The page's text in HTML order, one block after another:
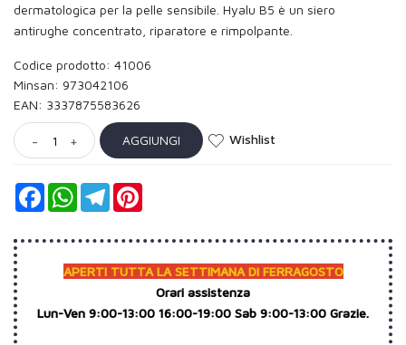
dermatologica per la pelle sensibile. Hyalu B5 è un siero
antirughe concentrato, riparatore e rimpolpante.
Codice prodotto: 41006
Minsan: 973042106
EAN: 3337875583626
- + AGGIUNGI Wishlist
FacebookWhatsAppTelegram
APERTI TUTTA LA SETTIMANA DI FERRAGOSTO
Orari assistenza
Lun-Ven 9:00-13:00 16:00-19:00 Sab 9:00-13:00 Grazie.